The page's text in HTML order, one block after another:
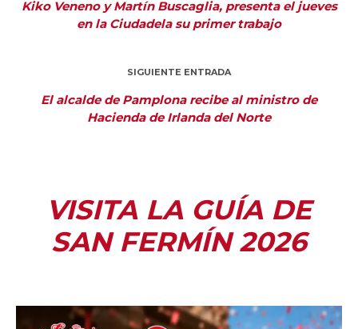
Kiko Veneno y Martín Buscaglia, presenta el jueves
en la Ciudadela su primer trabajo
SIGUIENTE ENTRADA
El alcalde de Pamplona recibe al ministro de
Hacienda de Irlanda del Norte
VISITA LA GUÍA DE
SAN FERMÍN 2026